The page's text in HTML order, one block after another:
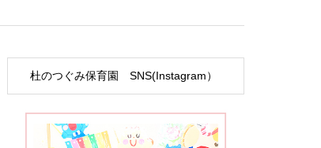
杜のつぐみ保育園 SNS(Instagram）